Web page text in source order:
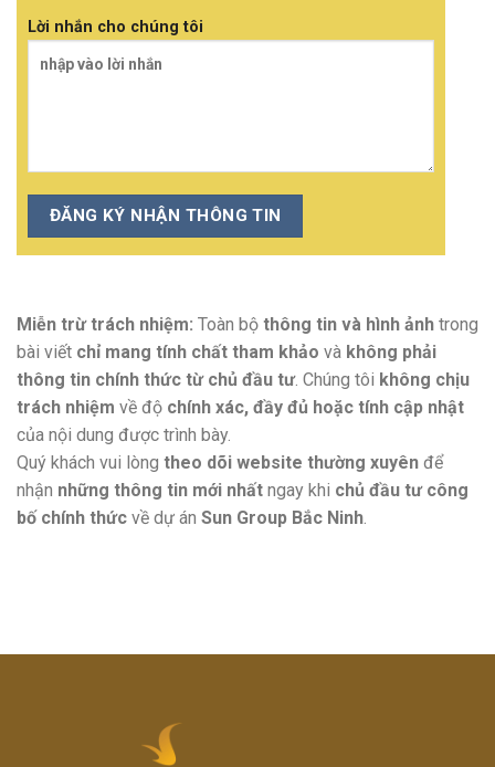
Lời nhắn cho chúng tôi
Miễn trừ trách nhiệm: Toàn bộ thông tin và hình ảnh trong
bài viết chỉ mang tính chất tham khảo và không phải
thông tin chính thức từ chủ đầu tư. Chúng tôi không chịu
trách nhiệm về độ chính xác, đầy đủ hoặc tính cập nhật
của nội dung được trình bày.
Quý khách vui lòng theo dõi website thường xuyên để
nhận những thông tin mới nhất ngay khi chủ đầu tư công
bố chính thức về dự án Sun Group Bắc Ninh.